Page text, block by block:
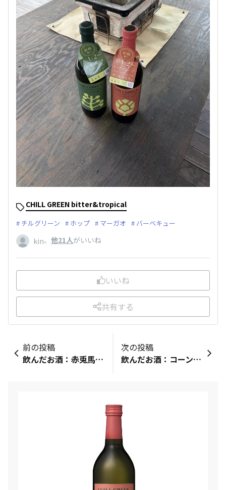
CHILL GREEN bitter&tropical
チルグリーン ホップ マーガオ バーベキュー
kin、 他21人がいいね
いいね
共有する
前の投稿
飲んだお酒：赤兎馬コメント：お疲れ様です〜今日はこないだいただいた赤兎馬と天ぷら粉で作ったお好み焼き〜これはチョイ失敗🤣でも…美味しくいただきました〜カンパーイです😊
次の投稿
飲んだお酒：コーン焼酎コメント：大事に飲んでるコーン焼酎をロックでいただきます。つまみは、ヨーグルトです。少しの酸味があいます。